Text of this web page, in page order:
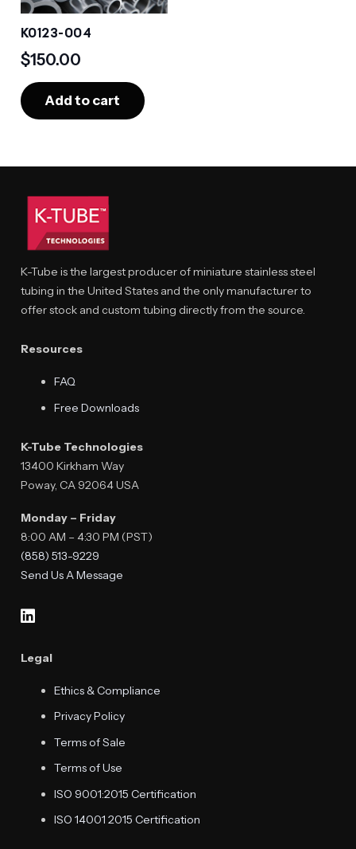
K0123-004
$150.00
Add to cart
K-Tube is the largest producer of miniature stainless steel
tubing in the United States and the only manufacturer to
offer stock and custom tubing directly from the source.
Resources
FAQ
Free Downloads
K-Tube Technologies
13400 Kirkham Way
Poway, CA 92064 USA
Monday – Friday
8:00 AM – 4:30 PM (PST)
(858) 513-9229
Send Us A Message
Legal
Ethics & Compliance
Privacy Policy
Terms of Sale
Terms of Use
ISO 9001:2015 Certification
ISO 14001 2015 Certification